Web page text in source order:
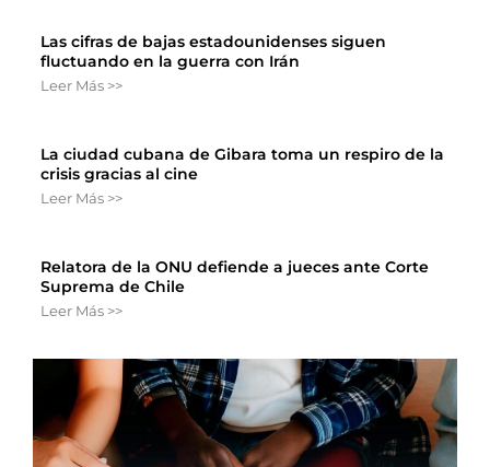
Las cifras de bajas estadounidenses siguen
fluctuando en la guerra con Irán
Leer Más >>
La ciudad cubana de Gibara toma un respiro de la
crisis gracias al cine
Leer Más >>
Relatora de la ONU defiende a jueces ante Corte
Suprema de Chile
Leer Más >>